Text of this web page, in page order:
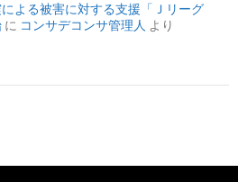
よる被害に対する支援「Ｊリーグ
に コンサデコンサ管理人 より